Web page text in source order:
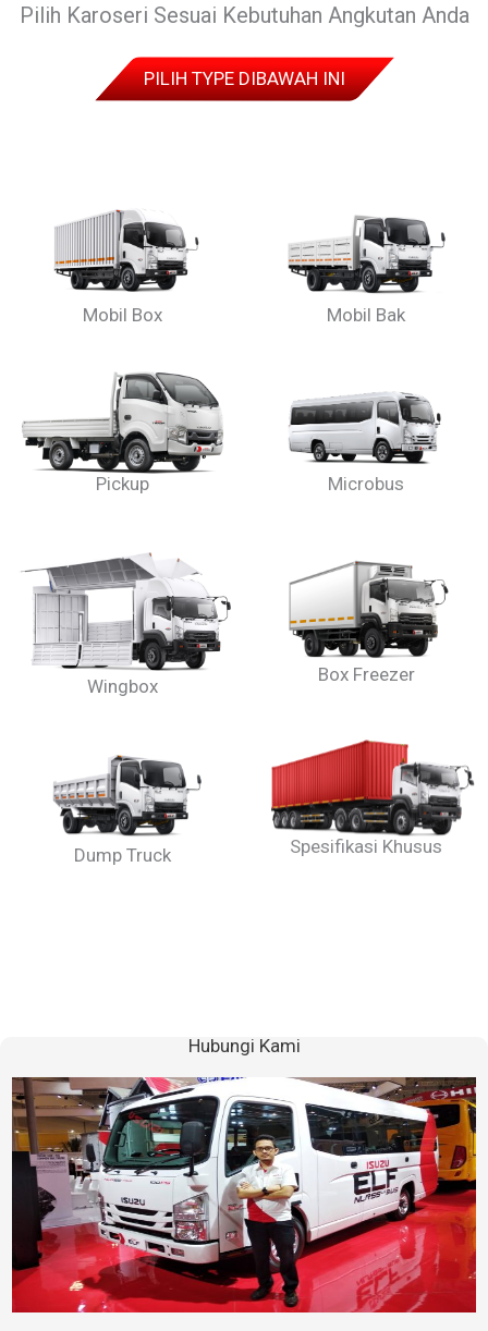
Pilih Karoseri Sesuai Kebutuhan Angkutan Anda
PILIH TYPE DIBAWAH INI
Mobil Box Mobil Bak
Pickup Microbus
Wingbox
Box Freezer
Dump Truck Spesifikasi Khusus
Hubungi Kami